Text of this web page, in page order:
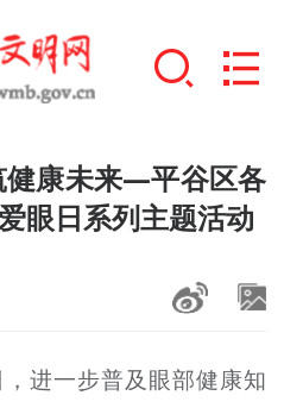
+
健康未来—平谷区各
眼日系列主题活动
进一步普及眼部健康知